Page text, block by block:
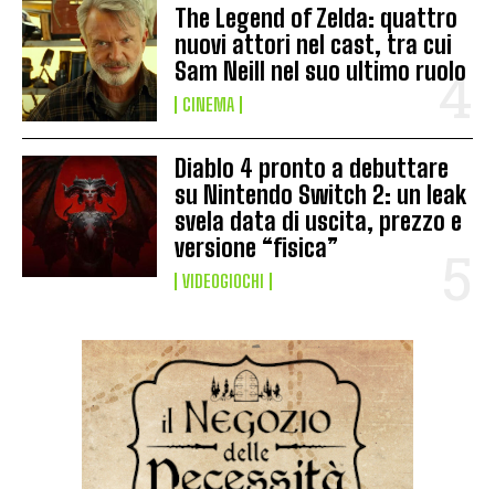
The Legend of Zelda: quattro
nuovi attori nel cast, tra cui
Sam Neill nel suo ultimo ruolo
CINEMA
Diablo 4 pronto a debuttare
su Nintendo Switch 2: un leak
svela data di uscita, prezzo e
versione “fisica”
VIDEOGIOCHI